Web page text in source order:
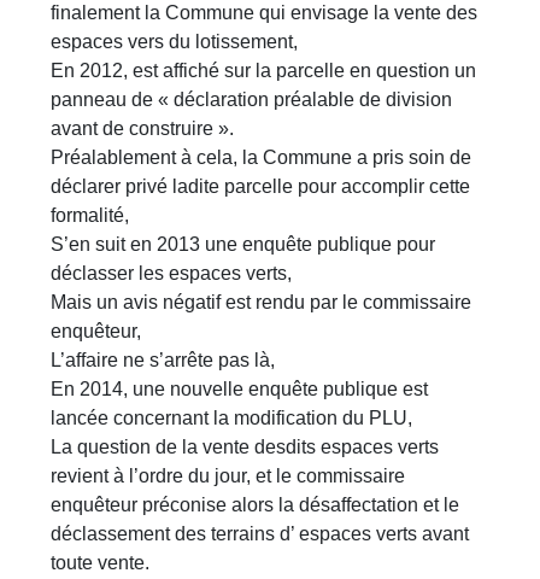
finalement la Commune qui envisage la vente des
espaces vers du lotissement,
En 2012, est affiché sur la parcelle en question un
panneau de « déclaration préalable de division
avant de construire ».
Préalablement à cela, la Commune a pris soin de
déclarer privé ladite parcelle pour accomplir cette
formalité,
S’en suit en 2013 une enquête publique pour
déclasser les espaces verts,
Mais un avis négatif est rendu par le commissaire
enquêteur,
L’affaire ne s’arrête pas là,
En 2014, une nouvelle enquête publique est
lancée concernant la modification du PLU,
La question de la vente desdits espaces verts
revient à l’ordre du jour, et le commissaire
enquêteur préconise alors la désaffectation et le
déclassement des terrains d’ espaces verts avant
toute vente.